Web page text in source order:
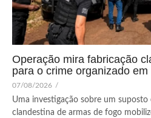
Operação mira fabricação
para o crime organizado
07/08/2026 /
Uma investigação sobre um suposto
clandestina de armas de fogo